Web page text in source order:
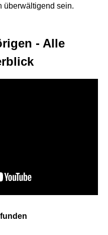
überwältigend sein.
- Alle